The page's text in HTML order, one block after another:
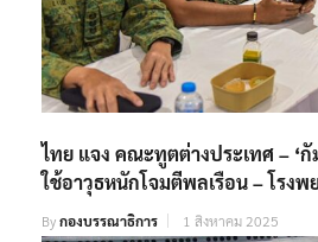
ไทย แจง คณะทูตต่างประเทศ – ‘
ใช้อาวุธหนักโจมตีพลเรือน – โรงพ
Byกองบรรณาธิการ 1 สิงหาคม 2025